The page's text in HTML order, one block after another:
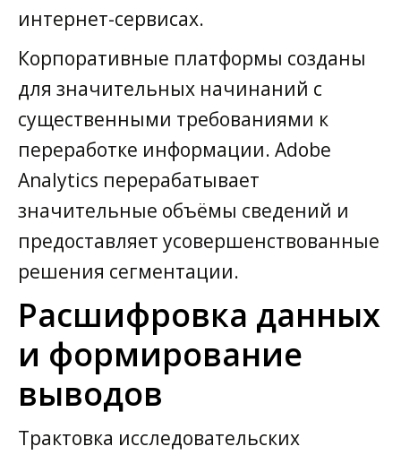
интернет-сервисах.
Корпоративные платформы созданы
для значительных начинаний с
существенными требованиями к
переработке информации. Adobe
Analytics перерабатывает
значительные объёмы сведений и
предоставляет усовершенствованные
решения сегментации.
Расшифровка данных
и формирование
выводов
Трактовка исследовательских